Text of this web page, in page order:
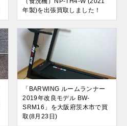
年製)を出張買取しました！
「BARWING ルームランナー
2019年改良モデル BW-
SRM16」を大阪府茨木市で買
取(8月23日)